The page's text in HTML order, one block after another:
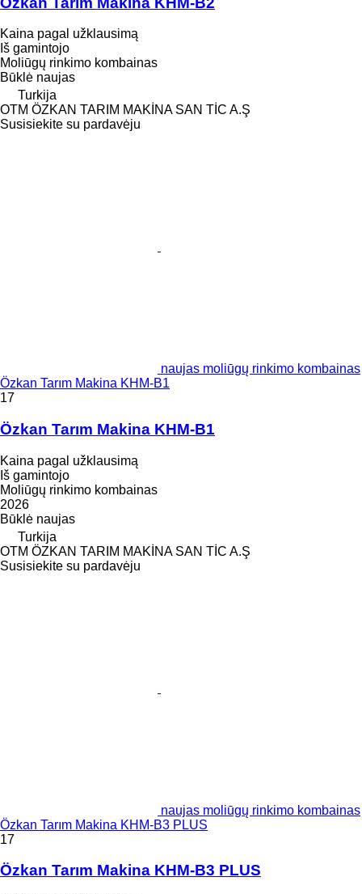
Kaina pagal užklausimą
Iš gamintojo
Moliūgų rinkimo kombainas
Būklė naujas
Turkija
OTM ÖZKAN TARIM MAKİNA SAN TİC A.Ş
Susisiekite su pardavėju
naujas moliūgų rinkimo kombainas
Özkan Tarım Makina KHM-B1
17
Özkan Tarım Makina KHM-B1
Kaina pagal užklausimą
Iš gamintojo
Moliūgų rinkimo kombainas
2026
Būklė naujas
Turkija
OTM ÖZKAN TARIM MAKİNA SAN TİC A.Ş
Susisiekite su pardavėju
naujas moliūgų rinkimo kombainas
Özkan Tarım Makina KHM-B3 PLUS
17
Özkan Tarım Makina KHM-B3 PLUS